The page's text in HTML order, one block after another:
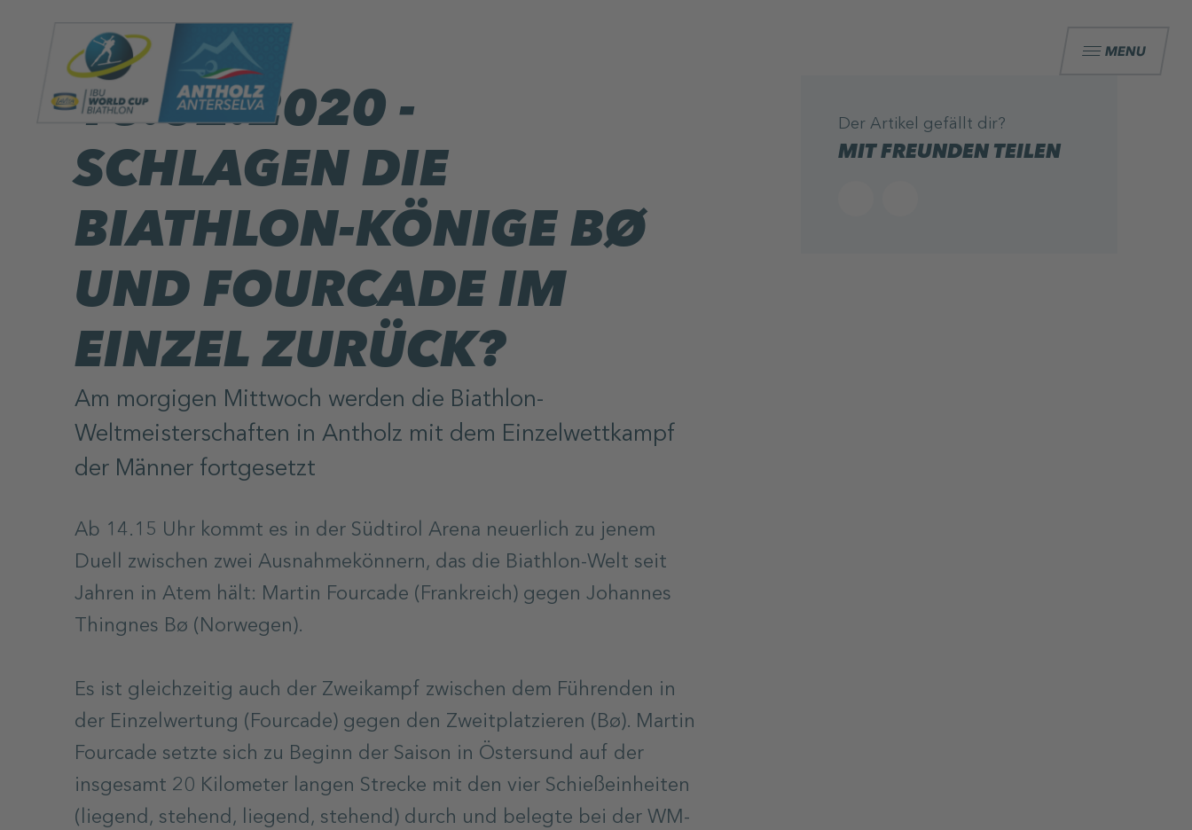
MENU
18.02.2020 -
SCHLAGEN DIE
BIATHLON-KÖNIGE BØ
UND FOURCADE IM
EINZEL ZURÜCK?
Am morgigen Mittwoch werden die Biathlon-
Weltmeisterschaften in Antholz mit dem Einzelwettkampf
der Männer fortgesetzt
Der Artikel gefällt dir?
MIT FREUNDEN TEILEN
Ab 14.15 Uhr kommt es in der Südtirol Arena neuerlich zu jenem
Duell zwischen zwei Ausnahmekönnern, das die Biathlon-Welt seit
Jahren in Atem hält: Martin Fourcade (Frankreich) gegen Johannes
Thingnes Bø (Norwegen).
Es ist gleichzeitig auch der Zweikampf zwischen dem Führenden in
der Einzelwertung (Fourcade) gegen den Zweitplatzieren (Bø). Martin
Fourcade setzte sich zu Beginn der Saison in Östersund auf der
insgesamt 20 Kilometer langen Strecke mit den vier Schießeinheiten
(liegend, stehend, liegend, stehend) durch und belegte bei der WM-